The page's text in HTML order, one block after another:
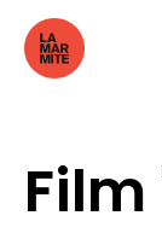
Film